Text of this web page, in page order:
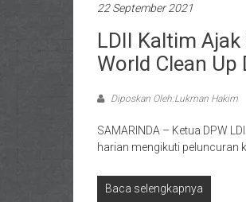
22 September 2021
LDII Kaltim
World Clean Up
Diposkan Oleh:Lukman Hakim
SAMARINDA – Ketua DPW
harian mengikuti peluncuran
Baca selengkapnya